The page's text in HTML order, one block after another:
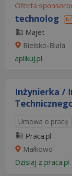
Oferta
technolog
Majet
Bielsko-Biała
aplikuj.pl
Inżynierka /
Umowa o pracę
Praca.pl
Małkowo
Dzisiaj z praca.pl